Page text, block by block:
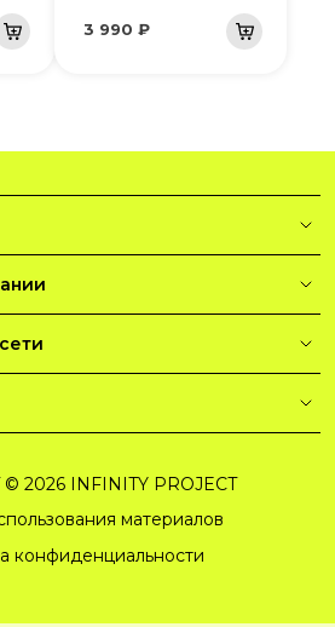
3 990 ₽
© 2026 INFINITY PROJECT
материалов
конфиденциальности